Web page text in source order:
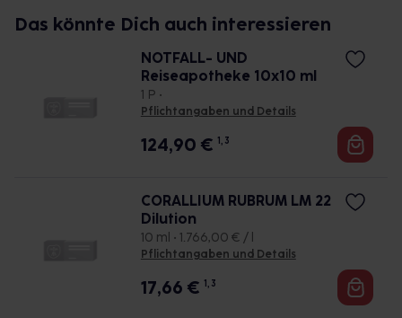
Das könnte Dich auch interessieren
NOTFALL- UND
Reiseapotheke 10x10 ml
1 P •
Pflichtangaben und Details
124,90 € 1, 3
CORALLIUM RUBRUM LM 22
Dilution
10 ml • 1.766,00 € / l
Pflichtangaben und Details
17,66 € 1, 3